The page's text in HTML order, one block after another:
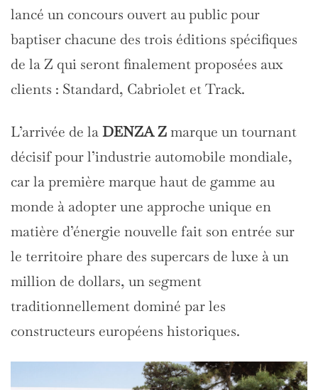
lancé un concours ouvert au public pour
baptiser chacune des trois éditions spécifiques
de la Z qui seront finalement proposées aux
clients : Standard, Cabriolet et Track.
L’arrivée de laDENZA Zmarque un tournant
décisif pour l’industrie automobile mondiale,
car la première marque haut de gamme au
monde à adopter une approche unique en
matière d’énergie nouvelle fait son entrée sur
le territoire phare des supercars de luxe à un
million de dollars, un segment
traditionnellement dominé par les
constructeurs européens historiques.